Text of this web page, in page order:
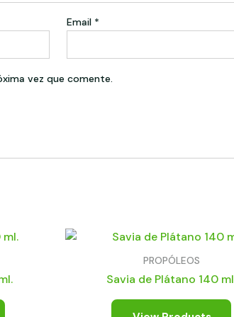
Email *
vez que comente.
PROPÓLEOS
Savia de Plátano 140